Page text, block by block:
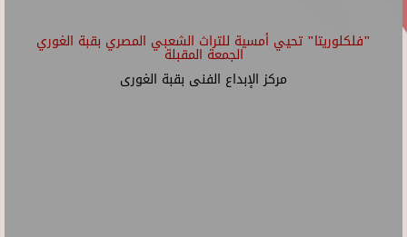
"فلكلوريتا" تحيي أمسية للتراث الشعبي المصري بقبة الغوري
الجمعة المقبلة
مركز الإبداع الفنى بقبة الغورى